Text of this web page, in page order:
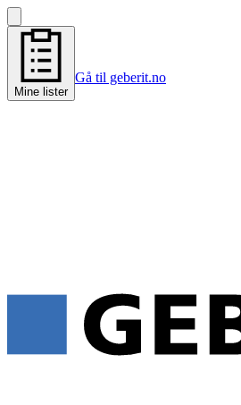
Mine lister
Gå til geberit.no